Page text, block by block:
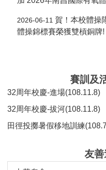
2026-06-11 賀！本校體操
體操錦標賽榮獲雙槓銅牌!
賽訓及
32周年校慶-進場(108.11.8)
32周年校慶-拔河(108.11.8)
田徑投擲暑假移地訓練
友